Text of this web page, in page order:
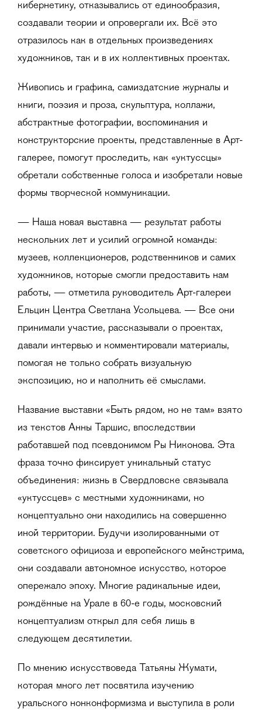
кибернетику, отказывались от единообразия,
создавали теории и опровергали их. Всё это
отразилось как в отдельных произведениях
художников, так и в их коллективных проектах.
Живопись и графика, самиздатские журналы и
книги, поэзия и проза, скульптура, коллажи,
абстрактные фотографии, воспоминания и
конструкторские проекты, представленные в Арт-
галерее, помогут проследить, как «уктуссцы»
обретали собственные голоса и изобретали новые
формы творческой коммуникации.
— Наша новая выставка — результат работы
нескольких лет и усилий огромной команды:
музеев, коллекционеров, родственников и самих
художников, которые смогли предоставить нам
работы, — отметила руководитель Арт-галереи
Ельцин Центра Светлана Усольцева. — Все они
принимали участие, рассказывали о проектах,
давали интервью и комментировали материалы,
помогая не только собрать визуальную
экспозицию, но и наполнить её смыслами.
Название выставки «Быть рядом, но не там» взято
из текстов Анны Таршис, впоследствии
работавшей под псевдонимом Ры Никонова. Эта
фраза точно фиксирует уникальный статус
объединения: жизнь в Свердловске связывала
«уктуссцев» с местными художниками, но
концептуально они находились на совершенно
иной территории. Будучи изолированными от
советского официоза и европейского мейнстрима,
они создавали автономное искусство, которое
опережало эпоху. Многие радикальные идеи,
рождённые на Урале в 60-е годы, московский
концептуализм открыл для себя лишь в
следующем десятилетии.
По мнению искусствоведа Татьяны Жумати,
которая много лет посвятила изучению
уральского нонконформизма и выступила в роли